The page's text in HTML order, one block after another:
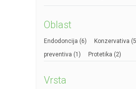
Oblast
Endodoncija (6) Konzervativa
preventiva (1) Protetika (2)
Vrsta